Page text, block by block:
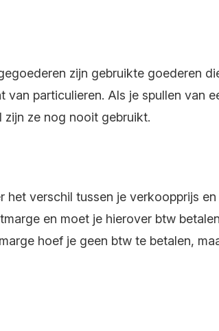
zijn gebruikte goederen
particulieren. Als je spullen van
ze nog nooit gebruikt.
verschil tussen je verkoopprijs en
en moet je hierover btw
hoef je geen btw te betalen,